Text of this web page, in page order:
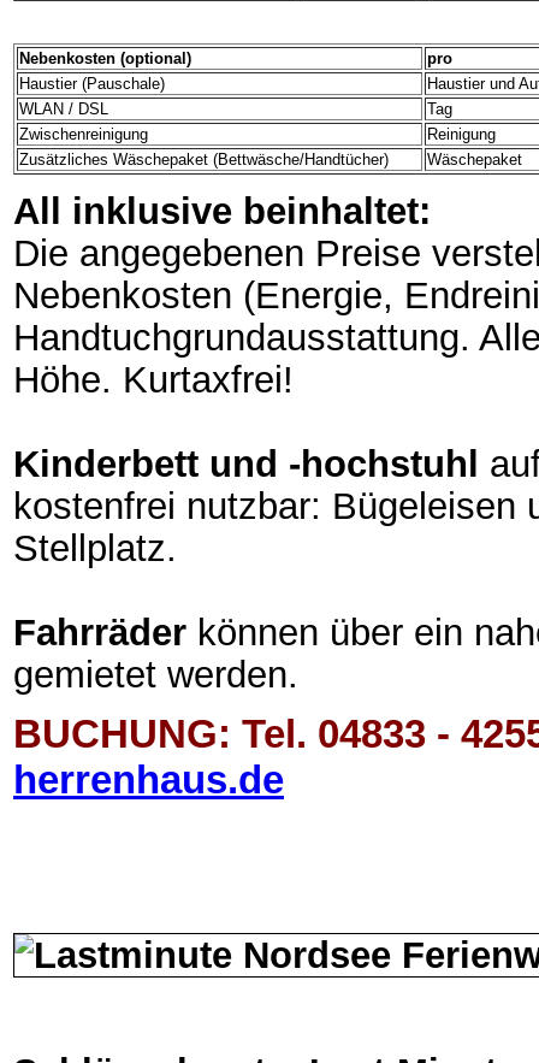
Nebenkosten (optional)
pro
Haustier (Pauschale)
Haustier und
WLAN / DSL
Tag
Zwischenreinigung
Reinigung
Zusätzliches Wäschepaket (Bettwäsche/Handtücher)
Wäschepaket
All inklusive beinhaltet:
Die angegebenen Preise
Nebenkosten (Energie,
Handtuchgrundausstattung.
Höhe. Kurtaxfrei!
Kinderbett und -hochstuhl
kostenfrei nutzbar: Bügeleisen
Stellplatz.
Fahrräder können über ein
gemietet werden.
BUCHUNG: Tel. 04833 -
herrenhaus.de